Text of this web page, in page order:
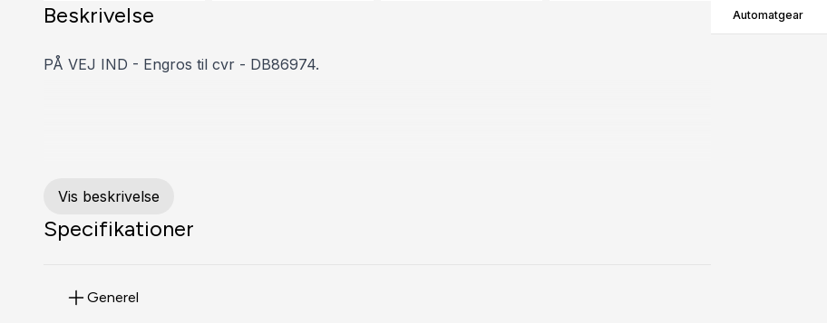
Beskrivelse
PÅ VEJ IND - Engros til cvr - DB86974.
Vis beskrivelse
Specifikationer
Generel
Automatgear